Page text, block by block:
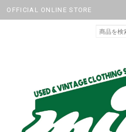
OFFICIAL ONLINE STORE